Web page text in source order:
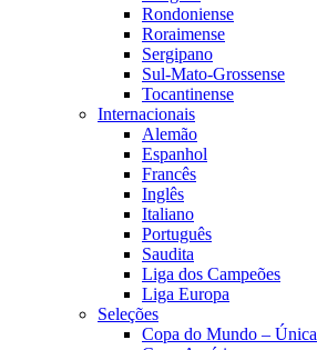
Rondoniense
Roraimense
Sergipano
Sul-Mato-Grossense
Tocantinense
Internacionais
Alemão
Espanhol
Francês
Inglês
Italiano
Português
Saudita
Liga dos Campeões
Liga Europa
Seleções
Copa do Mundo – Única